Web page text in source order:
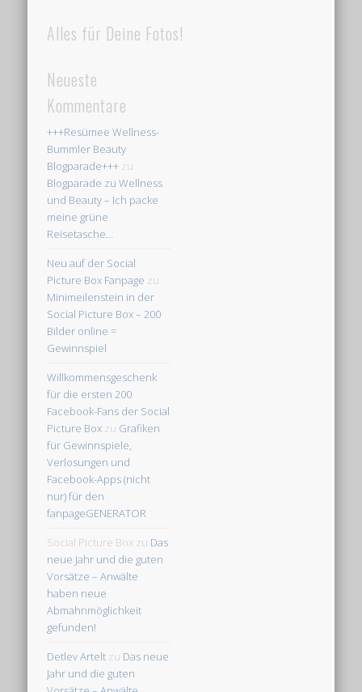
Alles für Deine Fotos!
Neueste
Kommentare
+++Resümee Wellness-
Bummler Beauty
Blogparade+++ zu
Blogparade zu Wellness
und Beauty – Ich packe
meine grüne
Reisetasche…
Neu auf der Social
Picture Box Fanpage zu
Minimeilenstein in der
Social Picture Box – 200
Bilder online =
Gewinnspiel
Willkommensgeschenk
für die ersten 200
Facebook-Fans der Social
Picture Box zu Grafiken
für Gewinnspiele,
Verlosungen und
Facebook-Apps (nicht
nur) für den
fanpageGENERATOR
Social Picture Box zu Das
neue Jahr und die guten
Vorsätze – Anwälte
haben neue
Abmahnmöglichkeit
gefunden!
Detlev Artelt zu Das neue
Jahr und die guten